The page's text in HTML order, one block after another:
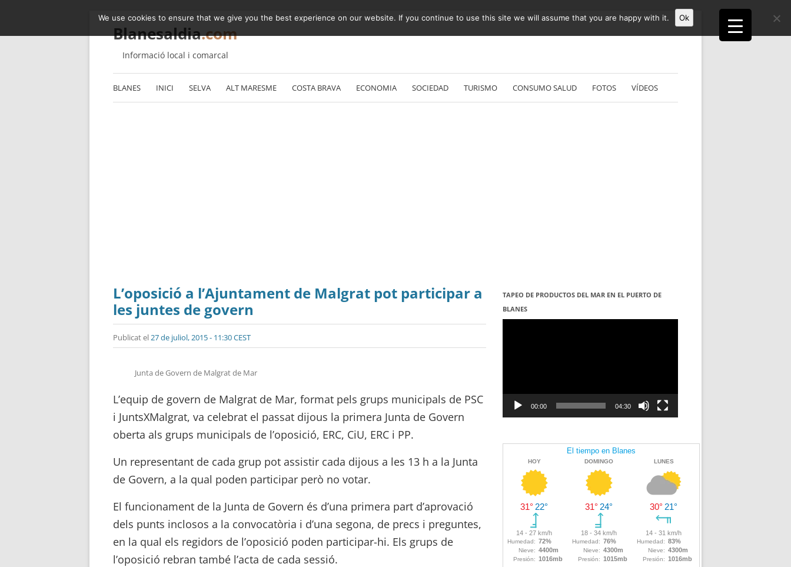
Blanesaldia.com
Informació local i comarcal
Vés
al
contingut
BLANES INICI SELVA ALT MARESME COSTA BRAVA ECONOMIA SOCIEDAD TURISMO CONSUMO SALUD FOTOS VÍDEOS
L’oposició a l’Ajuntament de Malgrat pot participar a
les juntes de govern
Publicat el27 de juliol, 2015 - 11:30 CEST
Junta de Govern de Malgrat de Mar
L’equip de govern de Malgrat de Mar, format pels grups municipals de PSC
i JuntsXMalgrat, va celebrat el passat dijous la primera Junta de Govern
oberta als grups municipals de l’oposició, ERC, CiU, ERC i PP.
Un representant de cada grup pot assistir cada dijous a les 13 h a la Junta
de Govern, a la qual poden participar però no votar.
El funcionament de la Junta de Govern és d’una primera part d’aprovació
dels punts inclosos a la convocatòria i d’una segona, de precs i preguntes,
en la qual els regidors de l’oposició poden participar-hi. Els grups de
l’oposició rebran també l’acta de cada sessió.
TAPEO DE PRODUCTOS DEL MAR EN EL PUERTO DE
BLANES
Reproductor
00:00 04:30
We use cookies to ensure that we give you the best experience on our website. If you continue to use this site we will assume that you are happy with it. Ok